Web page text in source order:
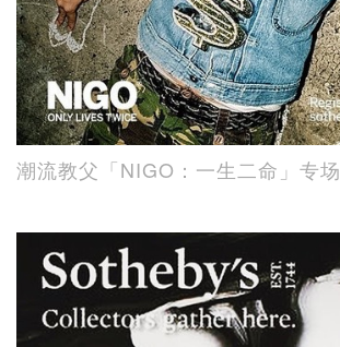
潮流教父「NIGO：一生二命」专场